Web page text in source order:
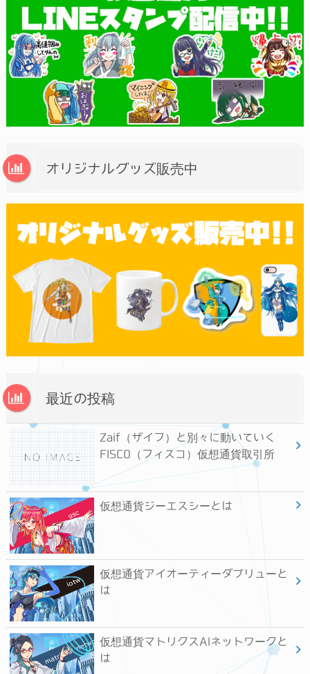
オリジナルグッズ販売中
最近の投稿
Zaif（ザイフ）と別々に動いていく
FISCO（フィスコ）仮想通貨取引所
仮想通貨ジーエスシーとは
仮想通貨アイオーティーダブリューと
は
仮想通貨マトリクスAIネットワークと
は